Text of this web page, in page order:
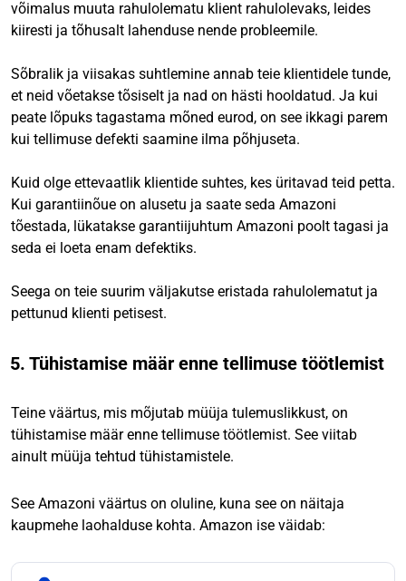
võimalus muuta rahulolematu klient rahulolevaks, leides
kiiresti ja tõhusalt lahenduse nende probleemile.
Sõbralik ja viisakas suhtlemine annab teie klientidele tunde,
et neid võetakse tõsiselt ja nad on hästi hooldatud. Ja kui
peate lõpuks tagastama mõned eurod, on see ikkagi parem
kui tellimuse defekti saamine ilma põhjuseta.
Kuid olge ettevaatlik klientide suhtes, kes üritavad teid petta.
Kui garantiinõue on alusetu ja saate seda Amazoni
tõestada, lükatakse garantiijuhtum Amazoni poolt tagasi ja
seda ei loeta enam defektiks.
Seega on teie suurim väljakutse eristada rahulolematut ja
pettunud klienti petisest.
5. Tühistamise määr enne tellimuse töötlemist
Teine väärtus, mis mõjutab müüja tulemuslikkust, on
tühistamise määr enne tellimuse töötlemist. See viitab
ainult müüja tehtud tühistamistele.
See Amazoni väärtus on oluline, kuna see on näitaja
kaupmehe laohalduse kohta. Amazon ise väidab: